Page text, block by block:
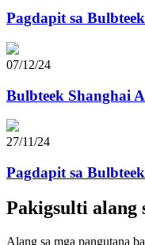
Pagdapit sa
07/12/24
Bulbteek Shanghai
27/11/24
Pagdapit sa
Pakigsulti alang
Alang sa mga pangutana